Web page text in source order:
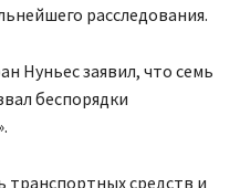
расследования.
Нуньес заявил, что семь
беспорядки
средств и